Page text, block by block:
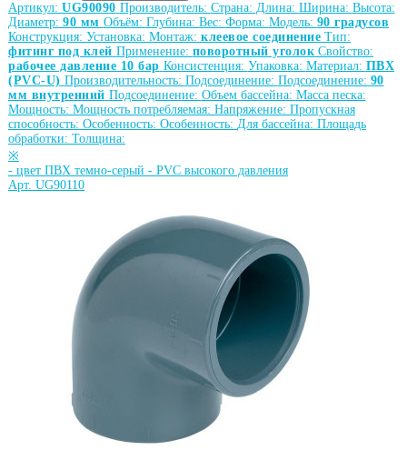
Артикул: UG90090 Производитель: Страна: Длина: Ширина: Высота:
Диаметр: 90 мм Объём: Глубина: Вес: Форма: Модель: 90 градусов
Конструкция: Установка: Монтаж: клеевое соединение Тип:
фитинг под клей Применение: поворотный уголок Свойство:
рабочее давление 10 бар Консистенция: Упаковка: Материал: ПВХ
(PVC-U) Производительность: Подсоединение: Подсоединение: 90
мм внутренний Подсоединение: Объем бассейна: Масса песка:
Мощность: Мощность потребляемая: Напряжение: Пропускная
способность: Особенность: Особенность: Для бассейна: Площадь
обработки: Толщина:
※
- цвет ПВХ темно-серый - PVC высокого давления
Арт. UG90110